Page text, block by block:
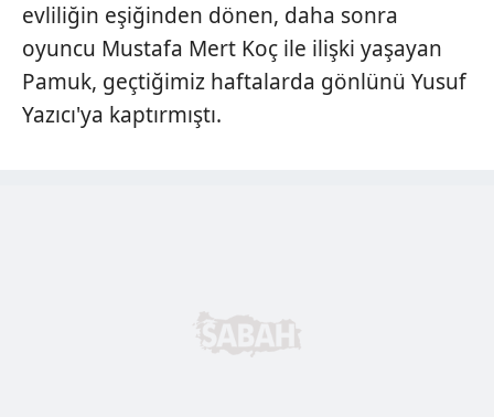
evliliğin eşiğinden dönen, daha sonra
oyuncu Mustafa Mert Koç ile ilişki yaşayan
Pamuk, geçtiğimiz haftalarda gönlünü Yusuf
Yazıcı'ya kaptırmıştı.